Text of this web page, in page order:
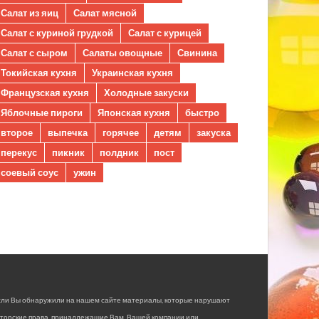
Салат из яиц
Салат мясной
Салат с куриной грудкой
Салат с курицей
Салат с сыром
Салаты овощные
Свинина
Токийская кухня
Украинская кухня
Французская кухня
Холодные закуски
Яблочные пироги
Японская кухня
быстро
второе
выпечка горячее детям
закуска
перекус
пикник полдник
пост
соевый соус
ужин
Вы обнаружили на нашем сайте материалы, которые нарушают
права, принадлежащие Вам, Вашей компании или